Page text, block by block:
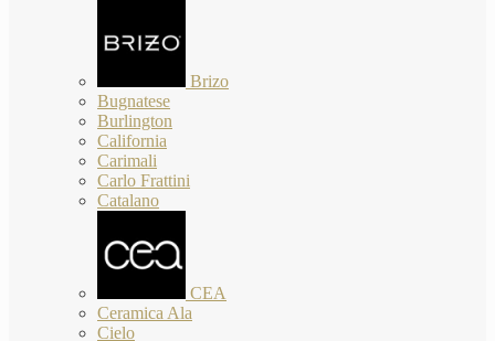
Brizo
Bugnatese
Burlington
California
Carimali
Carlo Frattini
Catalano
CEA
Ceramica Ala
Cielo